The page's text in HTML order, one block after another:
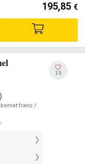
195,85 €
franc /
15